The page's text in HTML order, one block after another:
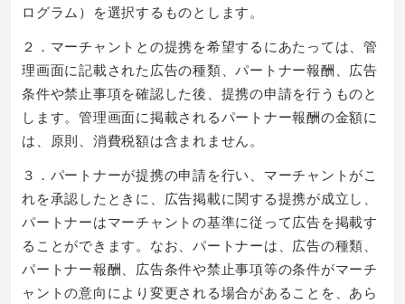
ログラム）を選択するものとします。
２．マーチャントとの提携を希望するにあたっては、管
理画面に記載された広告の種類、パートナー報酬、広告
条件や禁止事項を確認した後、提携の申請を行うものと
します。管理画面に掲載されるパートナー報酬の金額に
は、原則、消費税額は含まれません。
３．パートナーが提携の申請を行い、マーチャントがこ
れを承認したときに、広告掲載に関する提携が成立し、
パートナーはマーチャントの基準に従って広告を掲載す
ることができます。なお、パートナーは、広告の種類、
パートナー報酬、広告条件や禁止事項等の条件がマーチ
ャントの意向により変更される場合があることを、あら